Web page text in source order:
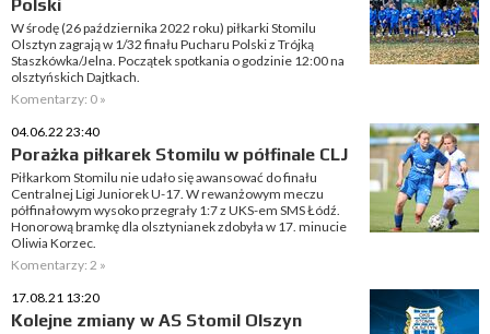
Polski
W środę (26 października 2022 roku) piłkarki Stomilu
Olsztyn zagrają w 1/32 finału Pucharu Polski z Trójką
Staszkówka/Jelna. Początek spotkania o godzinie 12:00 na
olsztyńskich Dajtkach.
Komentarzy: 0 »
04.06.22 23:40
Porażka piłkarek Stomilu w półfinale CLJ
Piłkarkom Stomilu nie udało się awansować do finału
Centralnej Ligi Juniorek U-17. W rewanżowym meczu
półfinałowym wysoko przegrały 1:7 z UKS-em SMS Łódź.
Honorową bramkę dla olsztynianek zdobyła w 17. minucie
Oliwia Korzec.
Komentarzy: 2 »
17.08.21 13:20
Kolejne zmiany w AS Stomil Olszyn